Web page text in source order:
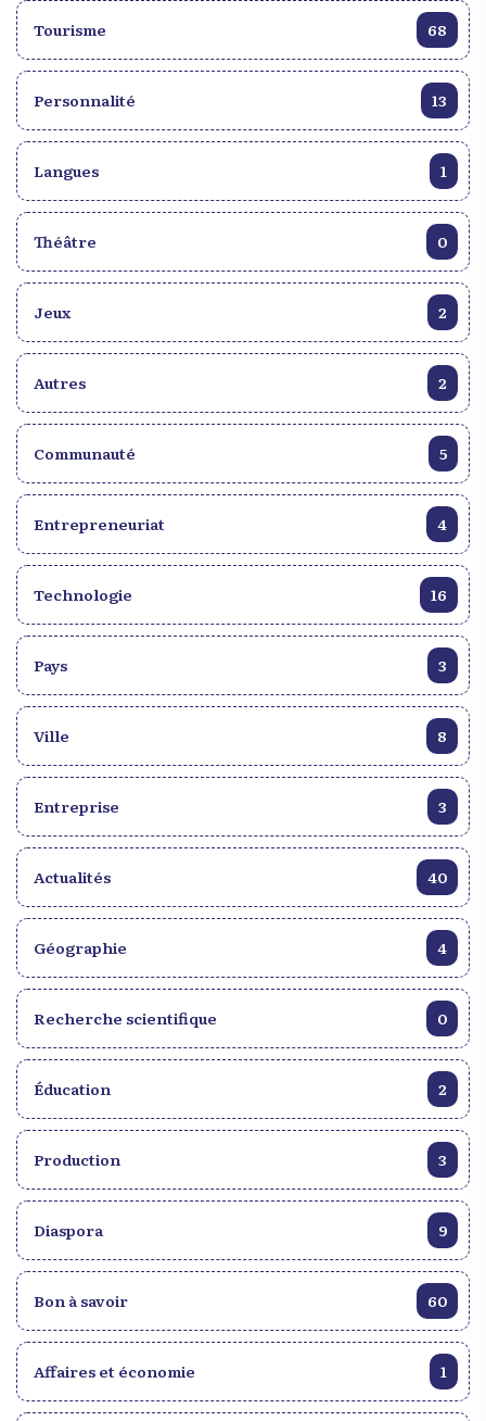
Tourisme 68
Personnalité 13
Langues 1
Théâtre 0
Jeux 2
Autres 2
Communauté 5
Entrepreneuriat 4
Technologie 16
Pays 3
Ville 8
Entreprise 3
Actualités 40
Géographie 4
Recherche scientifique 0
Éducation 2
Production 3
Diaspora 9
Bon à savoir 60
Affaires et économie 1